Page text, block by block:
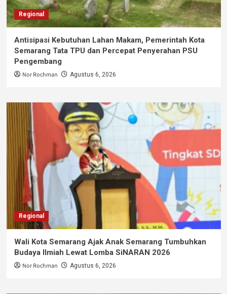
Regional
Antisipasi Kebutuhan Lahan Makam, Pemerintah Kota
Semarang Tata TPU dan Percepat Penyerahan PSU
Pengembang
Nor Rochman Agustus 6, 2026
Regional
Wali Kota Semarang Ajak Anak Semarang Tumbuhkan
Budaya Ilmiah Lewat Lomba SiNARAN 2026
Nor Rochman Agustus 6, 2026